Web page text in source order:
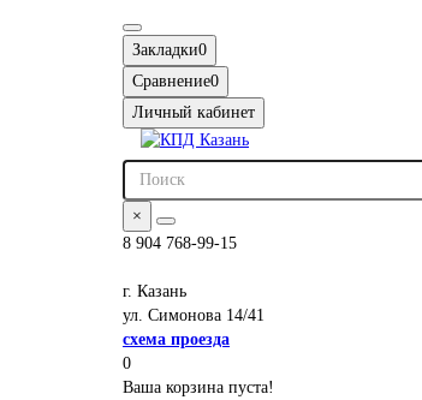
Закладки0
Сравнение0
Личный кабинет
×
8 904 768-99-15
г. Казань
ул. Симонова 14/41
схема проезда
0
Ваша корзина пуста!